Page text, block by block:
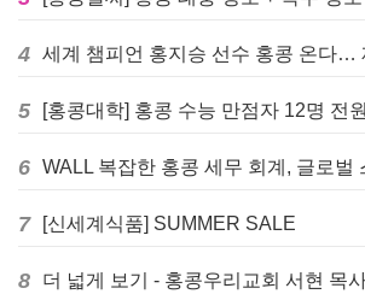
4
5
6
7 [신세계식품] SUMMER SALE
8 더 넓게 보기 - 홍콩우리교회 서현 목